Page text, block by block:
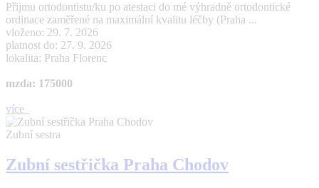
Přijmu ortodontistu/ku po atestaci do mé výhradně ortodontické
ordinace zaměřené na maximální kvalitu léčby (Praha ...
vloženo: 29. 7. 2026
platnost do: 27. 9. 2026
lokalita: Praha Florenc
mzda: 175000
více
Zubní sestra
Zubní sestřička Praha Chodov